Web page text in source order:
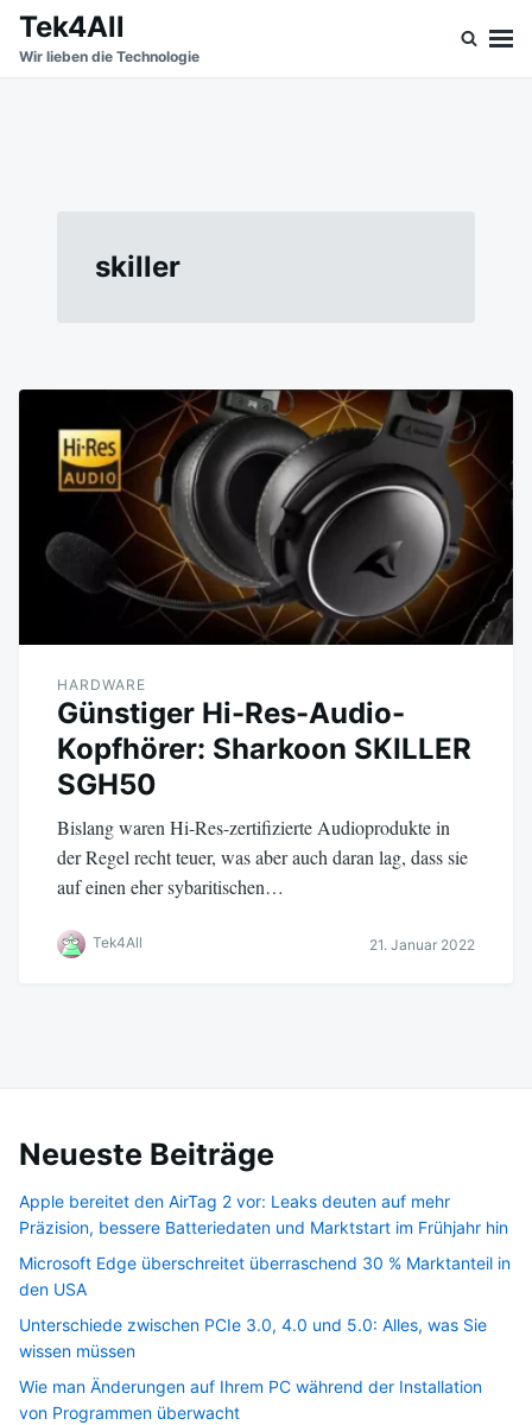
SkipSearch
for:
Tek4All
Wir lieben die Technologie
skiller
HARDWARE
Günstiger Hi-Res-Audio-
Kopfhörer: Sharkoon SKILLER
SGH50
Bislang waren Hi-Res-zertifizierte Audioprodukte in
der Regel recht teuer, was aber auch daran lag, dass sie
auf einen eher sybaritischen…
Tek4All 21. Januar 2022
Neueste Beiträge
Apple bereitet den AirTag 2 vor: Leaks deuten auf mehr
Präzision, bessere Batteriedaten und Marktstart im Frühjahr hin
Microsoft Edge überschreitet überraschend 30 % Marktanteil in
den USA
Unterschiede zwischen PCIe 3.0, 4.0 und 5.0: Alles, was Sie
wissen müssen
Wie man Änderungen auf Ihrem PC während der Installation
von Programmen überwacht